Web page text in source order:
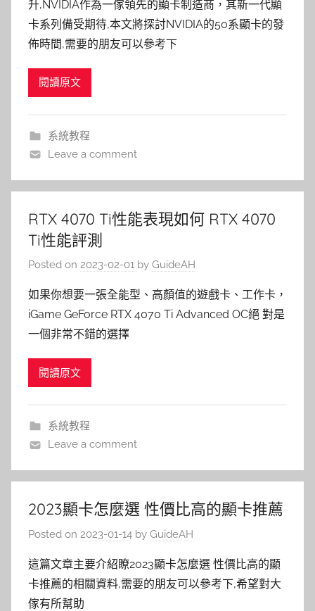
升,NVIDIA作為一傢領先的顯卡制造商，其新一代顯
卡系列備受期待,本文將探討NVIDIA的50系顯卡的發
佈時間,需要的朋友可以參考下
閱讀原文
系統教程
Leave a comment
RTX 4070 Ti性能表現如何 RTX 4070
Ti性能評測
Posted on 2023-02-01 by GuideAH
如果你想要一張全能型、高顏值的遊戲卡、工作卡，
iGame GeForce RTX 4070 Ti Advanced OC絕 對是
一個非常不錯的選擇
閱讀原文
系統教程
Leave a comment
2023顯卡怎麼選 性價比高的顯卡推薦
Posted on 2023-01-14 by GuideAH
這篇文章主要介紹瞭2023顯卡怎麼選 性價比高的顯
卡推薦的相關資料,需要的朋友可以參考下,希望對大
傢有所幫助